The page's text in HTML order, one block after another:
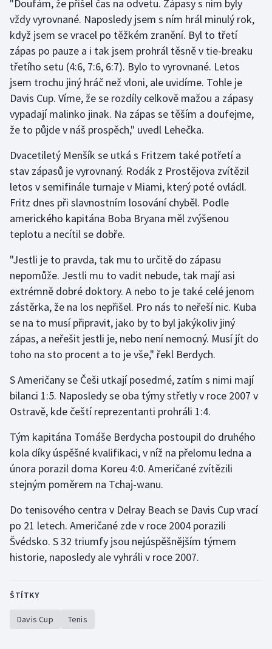
Stolní tenis
Triatlon
Veslování
Vodní slalom
Volejbal
Ostatní
"Doufám, že přišel čas na odvetu. Zápasy s ním byly
vždy vyrovnané. Naposledy jsem s ním hrál minulý rok,
když jsem se vracel po těžkém zranění. Byl to třetí
zápas po pauze a i tak jsem prohrál těsně v tie-breaku
třetího setu (4:6, 7:6, 6:7). Bylo to vyrovnané. Letos
jsem trochu jiný hráč než vloni, ale uvidíme. Tohle je
Davis Cup. Víme, že se rozdíly celkově mažou a zápasy
vypadají malinko jinak. Na zápas se těším a doufejme,
že to půjde v náš prospěch," uvedl Lehečka.
Dvacetiletý Menšík se utká s Fritzem také potřetí a
stav zápasů je vyrovnaný. Rodák z Prostějova zvítězil
letos v semifinále turnaje v Miami, který poté ovládl.
Fritz dnes při slavnostním losování chyběl. Podle
amerického kapitána Boba Bryana měl zvýšenou
teplotu a necítil se dobře.
"Jestli je to pravda, tak mu to určitě do zápasu
nepomůže. Jestli mu to vadit nebude, tak mají asi
extrémně dobré doktory. A nebo to je také celé jenom
zástěrka, že na los nepřišel. Pro nás to neřeší nic. Kuba
se na to musí připravit, jako by to byl jakýkoliv jiný
zápas, a neřešit jestli je, nebo není nemocný. Musí jít do
toho na sto procent a to je vše," řekl Berdych.
S Američany se Češi utkají posedmé, zatím s nimi mají
bilanci 1:5. Naposledy se oba týmy střetly v roce 2007 v
Ostravě, kde čeští reprezentanti prohráli 1:4.
Tým kapitána Tomáše Berdycha postoupil do druhého
kola díky úspěšné kvalifikaci, v níž na přelomu ledna a
února porazil doma Koreu 4:0. Američané zvítězili
stejným poměrem na Tchaj-wanu.
Do tenisového centra v Delray Beach se Davis Cup vrací
po 21 letech. Američané zde v roce 2004 porazili
Švédsko. S 32 triumfy jsou nejúspěšnějším týmem
historie, naposledy ale vyhráli v roce 2007.
ŠTÍTKY
Davis Cup Tenis